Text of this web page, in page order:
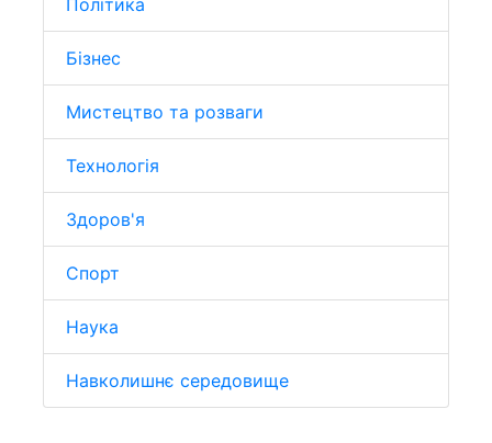
Політика
Бізнес
Мистецтво та розваги
Технологія
Здоров'я
Спорт
Наука
Навколишнє середовище